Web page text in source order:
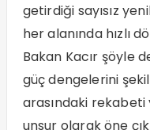
getirdiği sayısız
her alanında hızlı
Bakan Kacır şöyle
güç dengelerini
arasındaki
unsur olarak öne